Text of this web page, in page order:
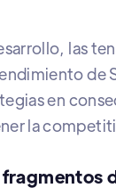
las
de
en
la